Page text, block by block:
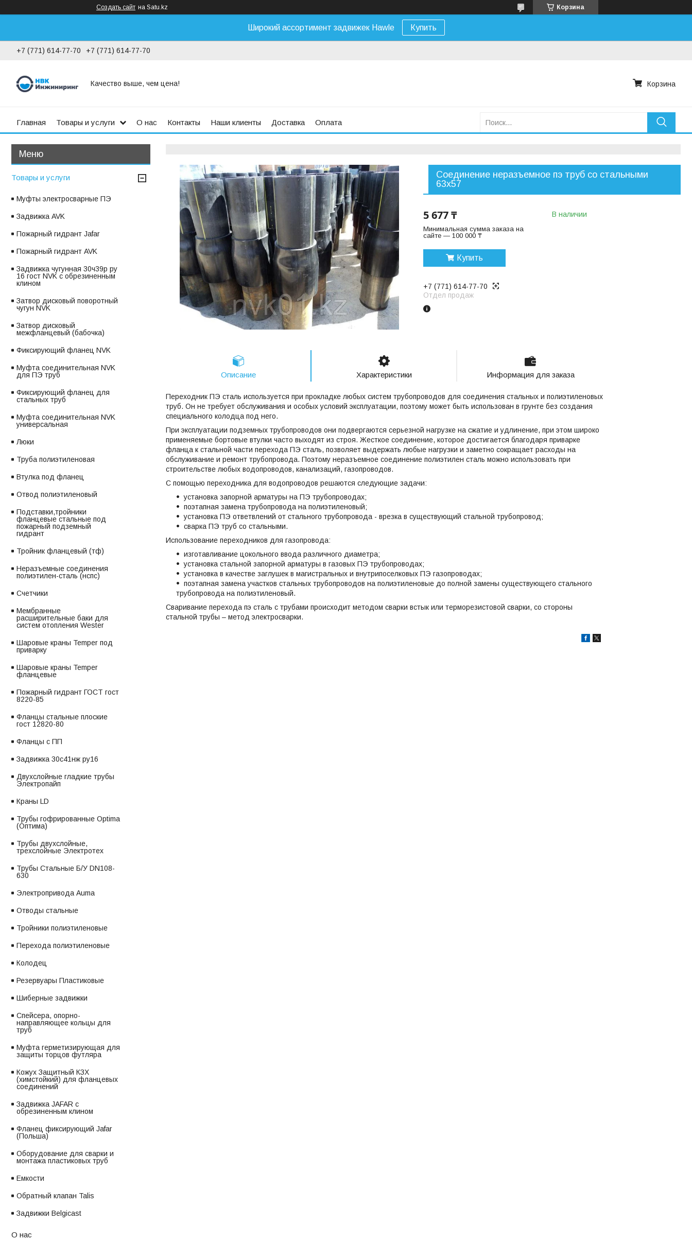
Создать сайт на Satu.kz Корзина
Широкий ассортимент задвижек Hawle Купить
+7 (771) 614-77-70 +7 (771) 614-77-70
Качество выше, чем цена! Корзина
Главная Товары и услуги О нас Контакты Наши клиенты Доставка Оплата
Соединение неразъемное пэ труб со стальными
63х57
5 677 ₸
Минимальная сумма заказа на
сайте — 100 000 ₸
В наличии
Купить
+7 (771) 614-77-70
Отдел продаж
Описание Характеристики Информация для заказа
Переходник ПЭ сталь используется при прокладке любых систем трубопроводов для соединения стальных и полиэтиленовых
труб. Он не требует обслуживания и особых условий эксплуатации, поэтому может быть использован в грунте без создания
специального колодца под него.
При эксплуатации подземных трубопроводов они подвергаются серьезной нагрузке на сжатие и удлинение, при этом широко
применяемые бортовые втулки часто выходят из строя. Жесткое соединение, которое достигается благодаря приварке
фланца к стальной части перехода ПЭ сталь, позволяет выдержать любые нагрузки и заметно сокращает расходы на
обслуживание и ремонт трубопровода. Поэтому неразъемное соединение полиэтилен сталь можно использовать при
строительстве любых водопроводов, канализаций, газопроводов.
С помощью переходника для водопроводов решаются следующие задачи:
установка запорной арматуры на ПЭ трубопроводах;
поэтапная замена трубопровода на полиэтиленовый;
установка ПЭ ответвлений от стального трубопровода - врезка в существующий стальной трубопровод;
сварка ПЭ труб со стальными.
Использование переходников для газопровода:
изготавливание цокольного ввода различного диаметра;
установка стальной запорной арматуры в газовых ПЭ трубопроводах;
установка в качестве заглушек в магистральных и внутрипоселковых ПЭ газопроводах;
поэтапная замена участков стальных трубопроводов на полиэтиленовые до полной замены существующего стального
трубопровода на полиэтиленовый.
Сваривание перехода пэ сталь с трубами происходит методом сварки встык или терморезистовой сварки, со стороны
стальной трубы – метод электросварки.
Товары и услуги
Муфты электросварные ПЭ
Задвижка AVK
Пожарный гидрант Jafar
Пожарный гидрант AVK
Задвижка чугунная 30ч39р ру
16 гост NVK с обрезиненным
клином
Затвор дисковый поворотный
чугун NVK
Затвор дисковый
межфланцевый (бабочка)
Фиксирующий фланец NVK
Муфта соединительная NVK
для ПЭ труб
Фиксирующий фланец для
стальных труб
Муфта соединительная NVK
универсальная
Люки
Труба полиэтиленовая
Втулка под фланец
Отвод полиэтиленовый
Подставки,тройники
фланцевые стальные под
пожарный подземный
гидрант
Тройник фланцевый (тф)
Неразъемные соединения
полиэтилен-сталь (нспс)
Счетчики
Мембранные
расширительные баки для
систем отопления Wester
Шаровые краны Temper под
приварку
Шаровые краны Temper
фланцевые
Пожарный гидрант ГОСТ гост
8220-85
Фланцы стальные плоские
гост 12820-80
Фланцы с ПП
Задвижка 30с41нж ру16
Двухслойные гладкие трубы
Электропайп
Краны LD
Трубы гофрированные Optima
(Оптима)
Трубы двухслойные,
трехслойные Электротех
Трубы Стальные Б/У DN108-
630
Электропривода Auma
Отводы стальные
Тройники полиэтиленовые
Перехода полиэтиленовые
Колодец
Резервуары Пластиковые
Шиберные задвижки
Спейсера, опорно-
направляющее кольцы для
труб
Муфта герметизирующая для
защиты торцов футляра
Кожух Защитный КЗХ
(химстойкий) для фланцевых
соединений
Задвижка JAFAR с
обрезиненным клином
Фланец фиксирующий Jafar
(Польша)
Оборудование для сварки и
монтажа пластиковых труб
Емкости
Обратный клапан Talis
Задвижки Belgicast
О нас